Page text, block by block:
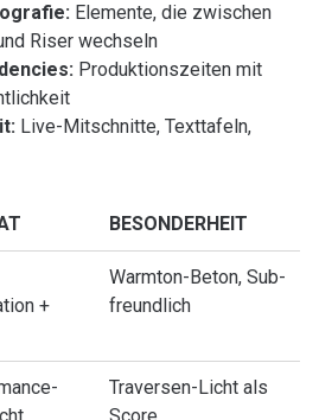
Elemente, die zwischen
Riser wechseln
Produktionszeiten mit
Live-Mitschnitte, Texttafeln,
BESONDERHEIT
+
Warmton-Beton, Sub-
freundlich
Traversen-Licht als